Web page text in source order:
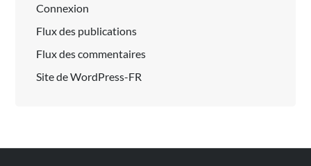
Connexion
Flux des publications
Flux des commentaires
Site de WordPress-FR